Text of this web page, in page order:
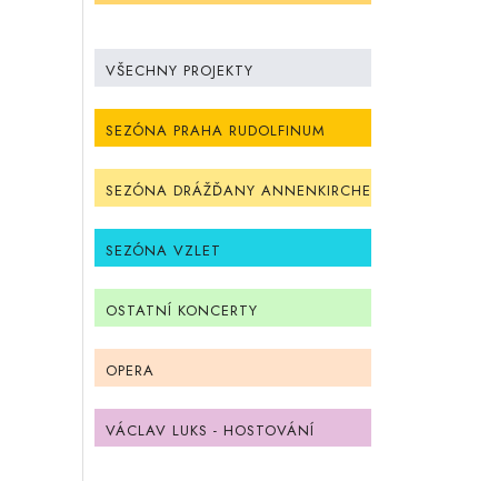
VŠECHNY PROJEKTY
SEZÓNA PRAHA RUDOLFINUM
SEZÓNA DRÁŽĎANY ANNENKIRCHE
SEZÓNA VZLET
OSTATNÍ KONCERTY
OPERA
VÁCLAV LUKS - HOSTOVÁNÍ